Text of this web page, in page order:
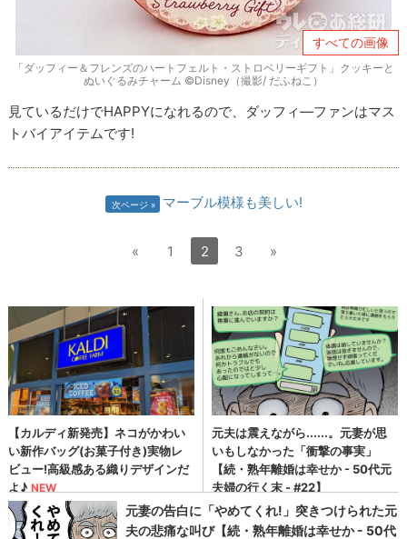
すべての画像
「ダッフィー＆フレンズのハートフェルト・ストロベリーギフト」クッキーと
ぬいぐるみチャーム ©Disney（撮影/ だふねこ）
見ているだけでHAPPYになれるので、ダッフィ―ファンはマス
トバイアイテムです!
次ページ マーブル模様も美しい!
« 1 2 3 »